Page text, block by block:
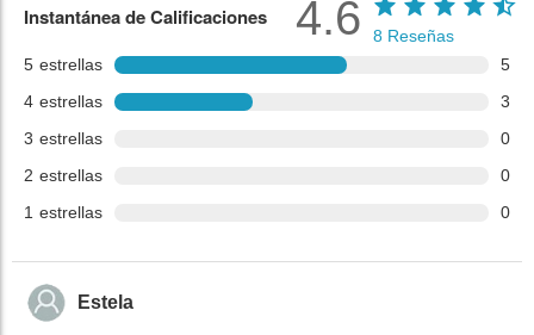
Instantánea de Calificaciones
5 estrellas
5
4 estrellas
3
3 estrellas
0
2 estrellas
0
1 estrellas 0
4.6 8 Reseñas
Estela